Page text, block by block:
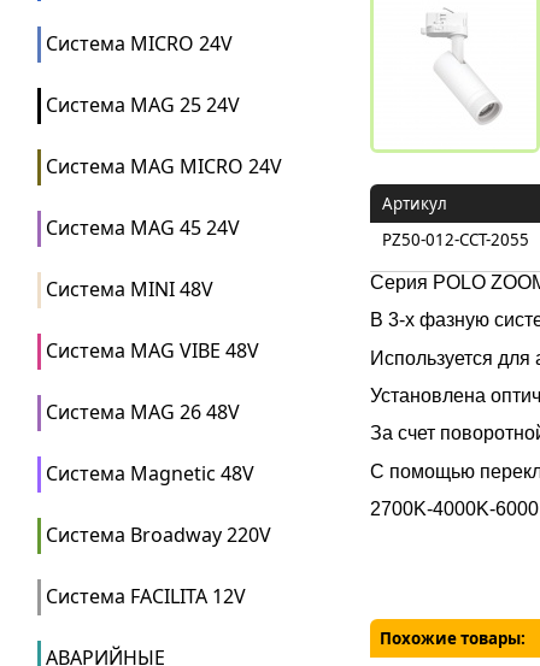
Система MICRO 24V
Система MAG 25 24V
Система MAG MICRO 24V
Система MAG 45 24V
Система MINI 48V
Система MAG VIBE 48V
Система MAG 26 48V
Система Magnetic 48V
Система Broadway 220V
Система FACILITA 12V
АВАРИЙНЫЕ
Артикул
PZ50-012-CCT-2055
Серия POLO
В 3-х фазную
Используется
Установлена
За счет
C помощью
2700K-4000K-
Похожие товары: